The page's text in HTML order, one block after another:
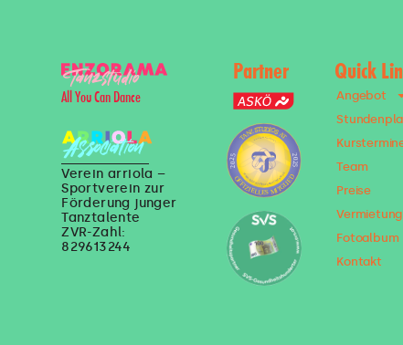
All You Can Dance
Verein arriola –
Sportverein zur
Förderung junger
Tanztalente
ZVR-Zahl:
829613244
Partner Quick
Angebot
Team
Preise
Vermietung
Fotoalbum
Kontakt